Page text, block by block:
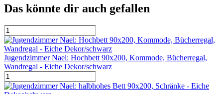
Das könnte dir auch gefallen
Jugendzimmer Nael: Hochbett 90x200, Kommode, Bücherregal,
Wandregal - Eiche Dekor/schwarz